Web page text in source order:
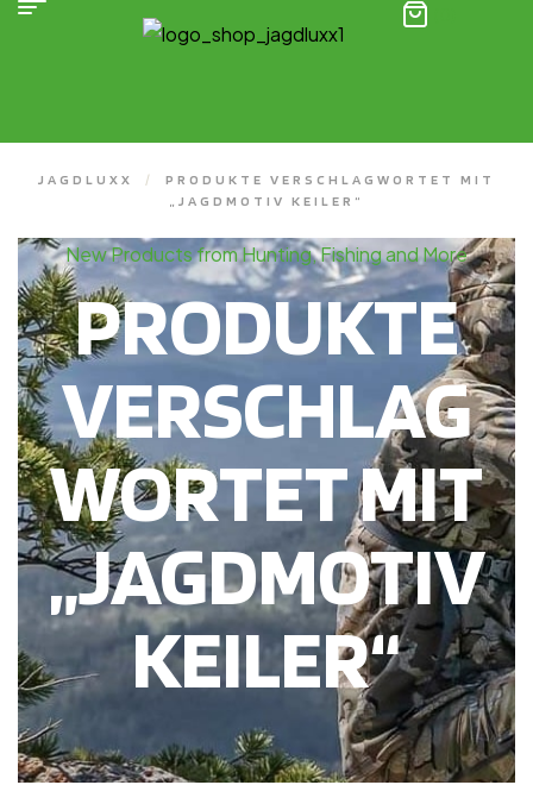
JAGDLUXX /
PRODUKTE VERSCHLAGWORTET MIT
„JAGDMOTIV KEILER“
New Products from Hunting, Fishing and More
PRODUKTE
VERSCHLAG
WORTET MIT
„JAGDMOTIV
KEILER“